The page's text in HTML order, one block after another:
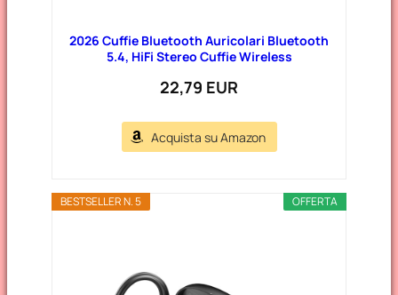
2026 Cuffie Bluetooth Auricolari Bluetooth
5.4, HiFi Stereo Cuffie Wireless
22,79 EUR
Acquista su Amazon
OFFERTA
BESTSELLER N. 5